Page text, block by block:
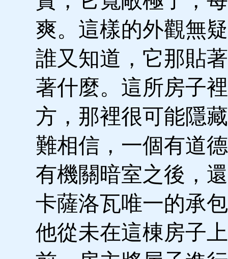
爽。這樣的外觀無
誰又知道，它那貼
著什麼。這所房子
方，那裡很可能隱
難相信，一個有道
有機關暗室之後，
卡薩洛瓦唯一的承
他從未在這棟房子